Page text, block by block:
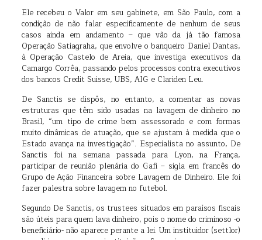
Ele recebeu o Valor em seu gabinete, em São Paulo, com a
condição de não falar especificamente de nenhum de seus
casos ainda em andamento – que vão da já tão famosa
Operação Satiagraha, que envolve o banqueiro Daniel Dantas,
à Operação Castelo de Areia, que investiga executivos da
Camargo Corrêa, passando pelos processos contra executivos
dos bancos Credit Suisse, UBS, AIG e Clariden Leu.
De Sanctis se dispôs, no entanto, a comentar as novas
estruturas que têm sido usadas na lavagem de dinheiro no
Brasil, “um tipo de crime bem assessorado e com formas
muito dinâmicas de atuação, que se ajustam à medida que o
Estado avança na investigação”. Especialista no assunto, De
Sanctis foi na semana passada para Lyon, na França,
participar de reunião plenária do Gafi – sigla em francês do
Grupo de Ação Financeira sobre Lavagem de Dinheiro. Ele foi
fazer palestra sobre lavagem no futebol.
Segundo De Sanctis, os trustees situados em paraísos fiscais
são úteis para quem lava dinheiro, pois o nome do criminoso -o
beneficiário- não aparece perante a lei. Um instituidor (settlor)